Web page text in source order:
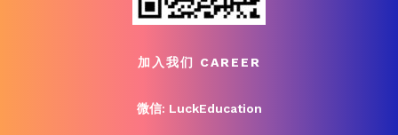
加入我们 CAREER
微信: LuckEducation